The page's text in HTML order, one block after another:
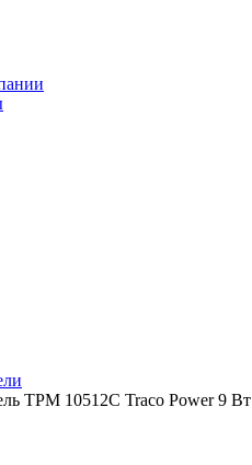
TPM 10512C Traco Power 9 Вт